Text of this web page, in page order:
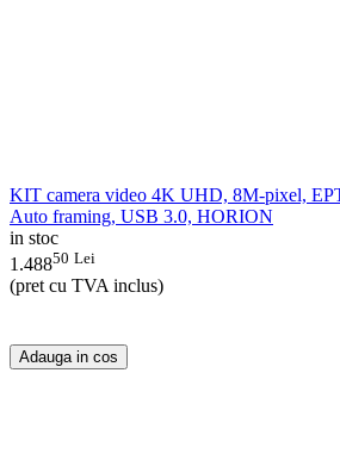
KIT camera video 4K UHD, 8M-pixel,
Auto framing, USB 3.0, HORION
in stoc
1.48850 Lei
(pret cu TVA inclus)
Adauga in cos